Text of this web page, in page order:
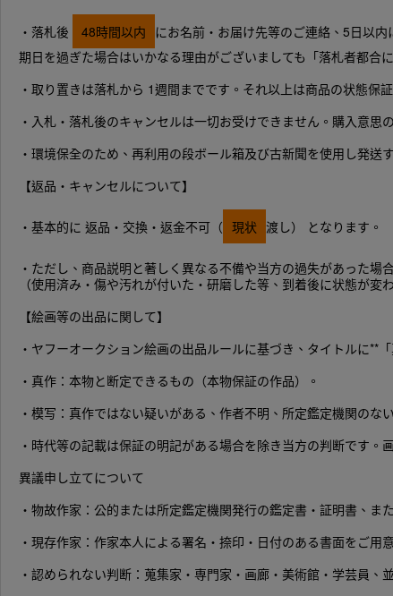
・落札後 48時間以内 にお名前・お届け先等のご連絡、5日以内
期日を過ぎた場合はいかなる理由がございましても「落札者都合
・取り置きは落札から 1週間までです。それ以上は商品の状態保
・入札・落札後のキャンセルは一切お受けできません。購入意思
・環境保全のため、再利用の段ボール箱及び古新聞を使用し発送
【返品・キャンセルについて】
・基本的に 返品・交換・返金不可（ 現状 渡し） となります。
・ただし、商品説明と著しく異なる不備や当方の過失があった場
（使用済み・傷や汚れが付いた・研磨した等、到着後に状態が変
【絵画等の出品に関して】
・ヤフーオークション絵画の出品ルールに基づき、タイトルに**
・真作：本物と断定できるもの（本物保証の作品）。
・模写：真作ではない疑いがある、作者不明、所定鑑定機関のな
・時代等の記載は保証の明記がある場合を除き当方の判断です
異議申し立てについて
・物故作家：公的または所定鑑定機関発行の鑑定書・証明書、
・現存作家：作家本人による署名・捺印・日付のある書面をご用
・認められない判断：蒐集家・専門家・画廊・美術館・学芸員